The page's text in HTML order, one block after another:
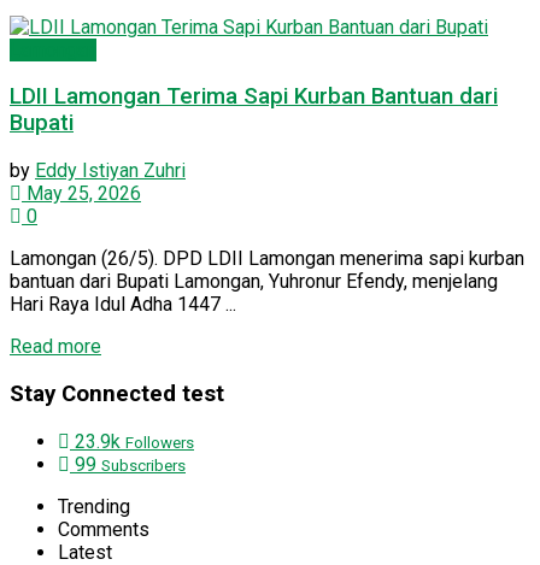
LDII Lamongan Terima Sapi Kurban Bantuan dari
Bupati
by Eddy Istiyan Zuhri
May 25, 2026
0
Lamongan (26/5). DPD LDII Lamongan menerima sapi kurban
bantuan dari Bupati Lamongan, Yuhronur Efendy, menjelang
Hari Raya Idul Adha 1447 ...
Read more
Stay Connected test
23.9k Followers
99 Subscribers
Trending
Comments
Latest